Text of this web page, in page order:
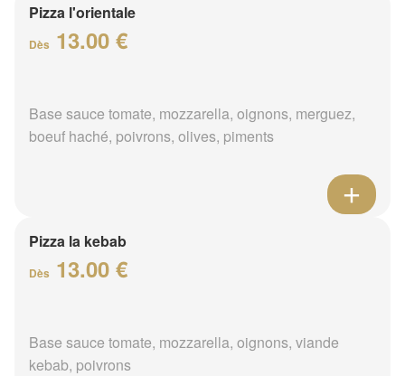
Pizza l'orientale
Dès 13.00 €
Base sauce tomate, mozzarella, oignons, merguez,
boeuf haché, poivrons, olives, piments
Pizza la kebab
Dès 13.00 €
Base sauce tomate, mozzarella, oignons, viande
kebab, poivrons